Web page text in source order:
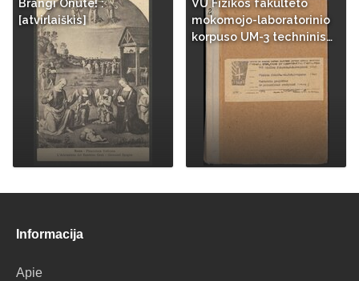
[atvirlaiškis]
mokomojo-laboratorinio
korpuso UM-3 techninis…
Informacija
Apie